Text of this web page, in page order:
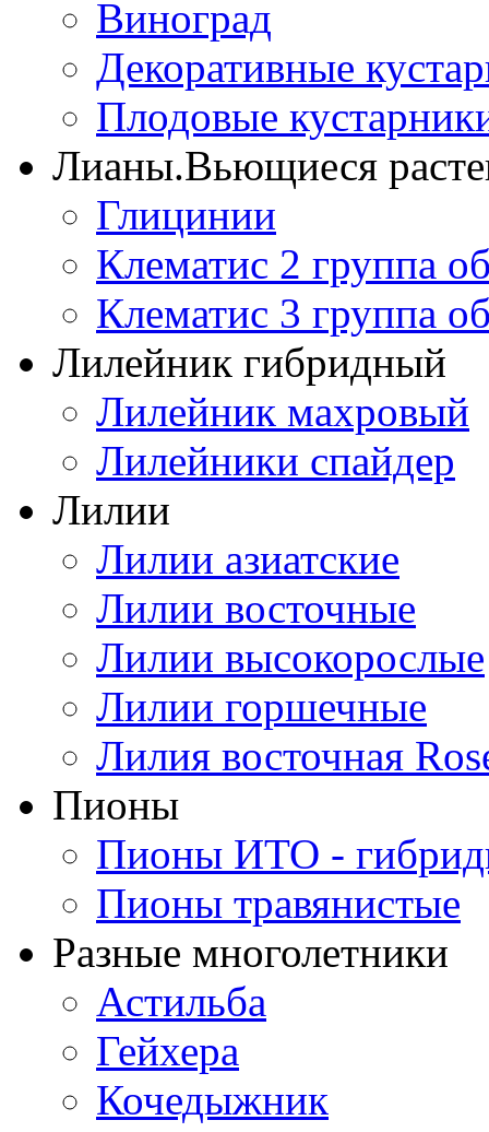
Виноград
Декоративные
Плодовые
Лианы.Вьющиеся
Глицинии
Клематис 2 группа
Клематис 3 группа
Лилейник гибридный
Лилейник махровый
Лилейники спайдер
Лилии
Лилии азиатские
Лилии восточные
Лилии высокорослые
Лилии горшечные
Лилия восточная
Пионы
Пионы ИТО -
Пионы травянистые
Разные многолетники
Астильба
Гейхера
Кочедыжник